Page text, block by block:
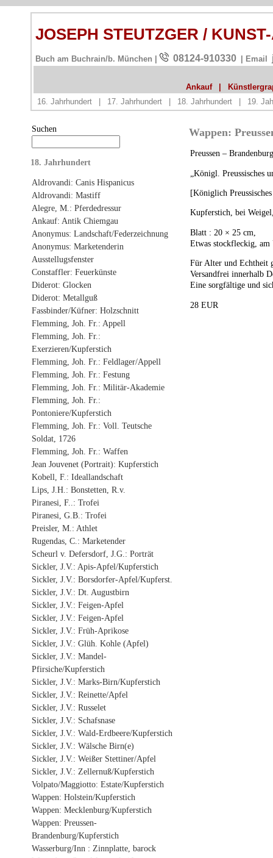
JOSEPH STEUTZGER /
Buch am Buchrain/b. München | 08124-910330 | Email
Ankauf
16. Jahrhundert
17. Jahrhundert 18. Jahrhundert 19.
Suchen
18. Jahrhundert
Aldrovandi: Canis Hispanicus
Aldrovandi: Mastiff
Alegre, M.: Pferdedressur
Ankauf: Antik Chiemgau
Anonymus: Landschaft/Federzeichnung
Anonymus: Marketenderin
Ausstellugsfenster
Constaffler: Feuerkünste
Diderot: Glocken
Diderot: Metallguß
Fassbinder/Küfner: Holzschnitt
Flemming, Joh. Fr.: Appell
Flemming, Joh. Fr.:
Exerzieren/Kupferstich
Flemming, Joh. Fr.: Feldlager/Appell
Flemming, Joh. Fr.: Festung
Flemming, Joh. Fr.: Militär-Akademie
Flemming, Joh. Fr.:
Pontoniere/Kupferstich
Flemming, Joh. Fr.: Voll. Teutsche
Soldat, 1726
Flemming, Joh. Fr.: Waffen
Jean Jouvenet (Portrait): Kupferstich
Kobell, F.: Ideallandschaft
Lips, J.H.: Bonstetten, R.v.
Piranesi, F..: Trofei
Piranesi, G.B.: Trofei
Preisler, M.: Athlet
Rugendas, C.: Marketender
Scheurl v. Defersdorf, J.G.: Porträt
Sickler, J.V.: Apis-Apfel/Kupferstich
Sickler, J.V.: Borsdorfer-Apfel/Kupferst.
Sickler, J.V.: Dt. Augustbirn
Sickler, J.V.: Feigen-Apfel
Sickler, J.V.: Feigen-Apfel
Sickler, J.V.: Früh-Aprikose
Sickler, J.V.: Glüh. Kohle (Apfel)
Sickler, J.V.: Mandel-
Pfirsiche/Kupferstich
Sickler, J.V.: Marks-Birn/Kupferstich
Sickler, J.V.: Reinette/Apfel
Sickler, J.V.: Russelet
Sickler, J.V.: Schafsnase
Sickler, J.V.: Wald-Erdbeere/Kupferstich
Sickler, J.V.: Wälsche Birn(e)
Sickler, J.V.: Weißer Stettiner/Apfel
Sickler, J.V.: Zellernuß/Kupferstich
Volpato/Maggiotto: Estate/Kupferstich
Wappen: Holstein/Kupferstich
Wappen: Mecklenburg/Kupferstich
Wappen: Preussen-
Brandenburg/Kupferstich
Wasserburg/Inn : Zinnplatte, barock
Wappen:
Preussen –
„Königl. Preussisches
[Königlich
Kupferstich, bei
Blatt : 20 × 25 cm,
Etwas stockfleckig, am
Für Alter und Echtheit
Versandfrei innerhalb
Eine sorgfältige und
28 EUR